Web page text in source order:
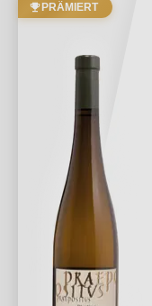
PRÄMIERT